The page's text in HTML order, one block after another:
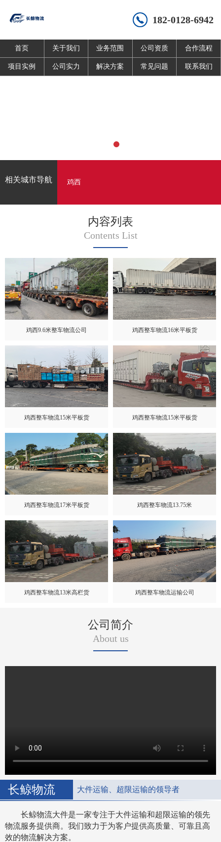
182-0128-6942
首页 关于我们 业务范围 公司资质 合作流程
项目实例 公司实力 解决方案 常见问题 联系我们
相关城市导航 鸡西
内容列表
Contents List
鸡西9.6米整车物流公司 鸡西整车物流16米平板货
鸡西整车物流15米平板货 鸡西整车物流15米平板货
鸡西整车物流17米平板货 鸡西整车物流13.75米
鸡西整车物流13米高栏货 鸡西整车物流运输公司
公司简介
About us
长鲸物流 大件运输、超限运输的领导者
长鲸物流大件是一家专注于大件运输和超限运输的领先
物流服务提供商。我们致力于为客户提供高质量、可靠且高
效的物流解决方案。